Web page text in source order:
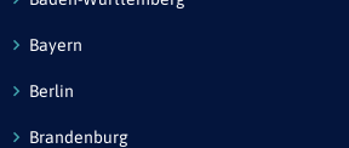
Bayern
Berlin
Brandenburg